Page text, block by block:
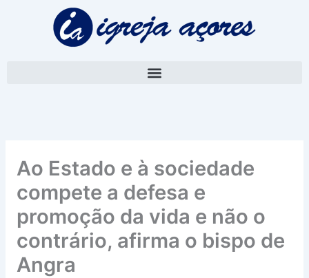
Ao Estado e à sociedade
compete a defesa e
promoção da vida e não o
contrário, afirma o bispo de
Angra